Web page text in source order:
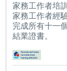
家務工作者培
家務工作者經
完成所有十一
結業證書。